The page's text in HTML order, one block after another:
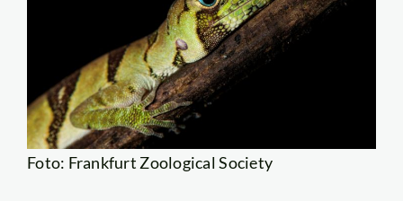
Foto: Frankfurt Zoological Society